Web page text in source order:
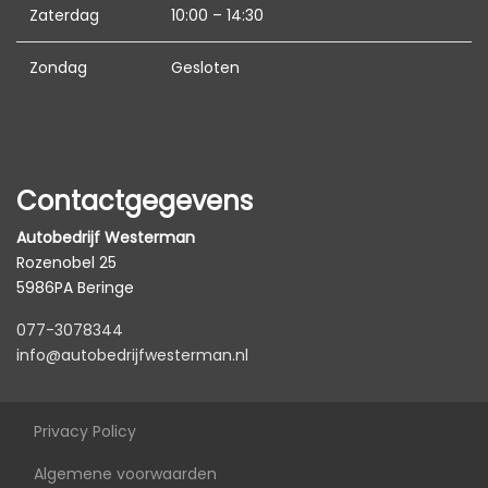
Middenarmsteun voor
Standkachel
Stuur verwarmd
Stuurbekrachtiging snelheidsafhankelijk
Voorstoelen verwarmd
Exterieur
Achterruitwisser
Buitenspiegels elektrisch inklapbaar
Buitenspiegels elektrisch verstel- en
Zaterdag 10:00 – 14:30
Zondag Gesloten
Contactgegevens
Autobedrijf Westerman
Rozenobel 25
5986PA Beringe
077-3078344
info@autobedrijfwesterman.nl
Privacy Policy
Algemene voorwaarden